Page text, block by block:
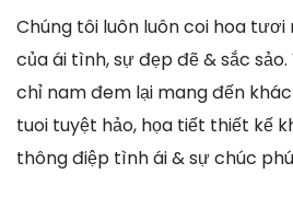
Chúng tôi luôn luôn coi hoa
của ái tình, sự đẹp đẽ & sắc
chỉ nam đem lại mang đến
tuoi tuyệt hảo, họa tiết thiết kế
thông điệp tình ái & sự chúc